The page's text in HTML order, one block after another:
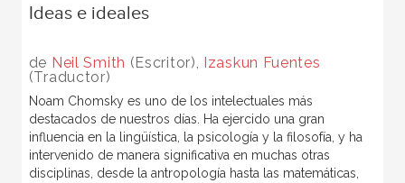
Ideas e ideales
de Neil Smith (Escritor),
Izaskun Fuentes
(Traductor)
Noam Chomsky es uno de los intelectuales más
destacados de nuestros días. Ha ejercido una gran
influencia en la lingüística, la psicología y la filosofía, y ha
intervenido de manera significativa en muchas otras
disciplinas, desde la antropología hasta las matemáticas,